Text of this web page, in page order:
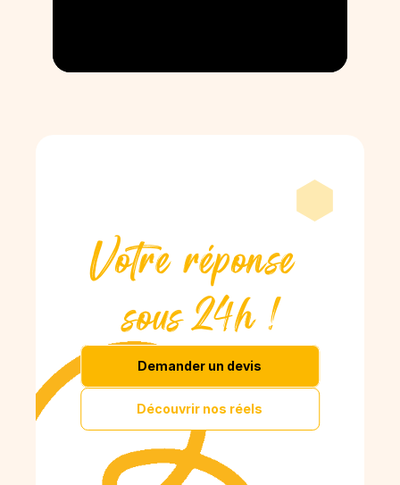
Votre réponse
sous 24h !
Demander un devis
Découvrir nos réels